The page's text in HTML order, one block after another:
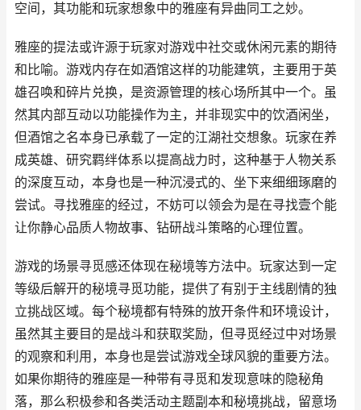
空间，其功能和玩家想象中的雅座有异曲同工之妙。
雅座的提法或许源于玩家对游戏中社交或休闲元素的期待
和比喻。游戏内存在如酒馆这样的功能建筑，主要用于英
雄召唤和碎片兑换，是资源管理的核心场所其中一个。虽
然其内部互动以功能操作为主，并非现实中的饮酒闲坐，
但酒馆之名本身已承载了一定的江湖社交想象。玩家在养
成英雄、研究羁绊体系以提高战力时，这种基于人物关系
的深度互动，本身也是一种沉浸式的、坐下来细细琢磨的
尝试。寻找雅座的经过，不妨可以领会为是在寻找壹个能
让你静心品质人物故事、钻研战斗策略的心理位置。
游戏的场景寻觅感还体现在秘境等方法中。玩家达到一定
等级后解开的秘境寻觅功能，提供了有别于主线剧情的独
立挑战区域。每个秘境都有特殊的放开条件和环境设计，
虽然其主要目的是战斗和获取奖励，但寻觅经过中对场景
的观察和利用，本身也是尝试游戏全球风貌的重要方法。
如果你期待的雅座是一种带有寻觅和发现意味的隐秘角
落，那么积极参和各类活动主题副本和秘境挑战，留意场